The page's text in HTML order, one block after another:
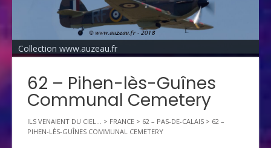
Collection www.auzeau.fr
62 – Pihen-lès-Guînes
Communal Cemetery
ILS VENAIENT DU CIEL... > FRANCE > 62 – PAS-DE-CALAIS > 62 –
PIHEN-LÈS-GUÎNES COMMUNAL CEMETERY